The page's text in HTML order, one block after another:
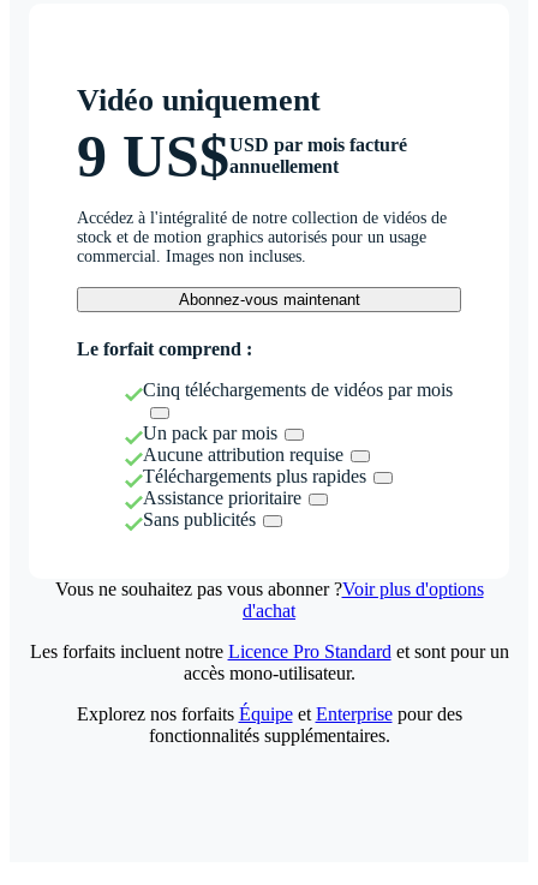
Vidéo uniquement
9 US$USD par mois facturé
annuellement
Accédez à l'intégralité de notre collection de vidéos de
stock et de motion graphics autorisés pour un usage
commercial. Images non incluses.
Abonnez-vous maintenant
Le forfait comprend :
Cinq téléchargements de vidéos par mois
Un pack par mois
Aucune attribution requise
Téléchargements plus rapides
Assistance prioritaire
Sans publicités
Vous ne souhaitez pas vous abonner ?Voir plus d'options
d'achat
Les forfaits incluent notre Licence Pro Standard et sont pour un
accès mono-utilisateur.
Explorez nos forfaits Équipeet Enterprisepour des
fonctionnalités supplémentaires.